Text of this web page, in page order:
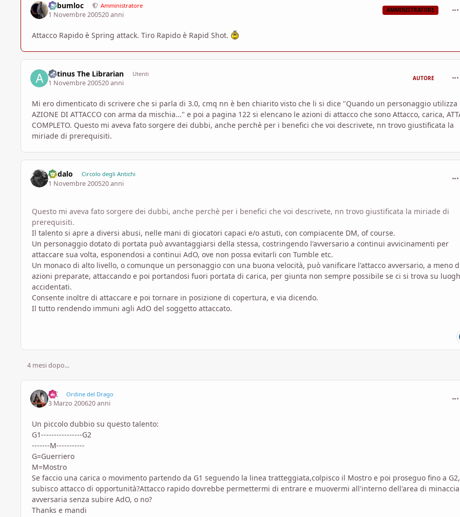
Subumloc Amministratore
1 Novembre 200520 anni
AMMINISTRATORE
Attacco Rapido è Spring attack. Tiro Rapido è Rapid Shot.
Astinus The Librarian Utenti
1 Novembre 200520 anni
AUTORE
Mi ero dimenticato di scrivere che si parla di 3.0, cmq nn è ben chiarito visto che li si dice "Quando un personaggio utilizza
AZIONE DI ATTACCO con arma da mischia..." e poi a pagina 122 si elencano le azioni di attacco che sono Attacco, carica,
COMPLETO. Questo mi aveva fato sorgere dei dubbi, anche perchè per i benefici che voi descrivete, nn trovo giustificata la
miriade di prerequisiti.
Dedalo Circolo degli Antichi
1 Novembre 200520 anni
Questo mi aveva fato sorgere dei dubbi, anche perchè per i benefici che voi descrivete, nn trovo giustificata la miriade di
prerequisiti.
Il talento si apre a diversi abusi, nelle mani di giocatori capaci e/o astuti, con compiacente DM, of course.
Un personaggio dotato di portata può avvantaggiarsi della stessa, costringendo l'avversario a continui avvicinamenti per
attaccare sua volta, esponendosi a continui AdO, ove non possa evitarli con Tumble etc.
Un monaco di alto livello, o comunque un personaggio con una buona velocità, può vanificare l'attacco avversario, a meno
azioni preparate, attaccando e poi portandosi fuori portata di carica, per giunta non sempre possibile se ci si trova su
accidentati.
Consente inoltre di attaccare e poi tornare in posizione di copertura, e via dicendo.
Il tutto rendendo immuni agli AdO del soggetto attaccato.
4 mesi dopo...
IxI Ordine del Drago
3 Marzo 200620 anni
Un piccolo dubbio su questo talento:
G1----------------G2
-------M-----------
G=Guerriero
M=Mostro
Se faccio una carica o movimento partendo da G1 seguendo la linea tratteggiata,colpisco il Mostro e poi proseguo fino a G2,
subisco attacco di opportunità?Attacco rapido dovrebbe permettermi di entrare e muovermi all'interno dell'area di minaccia
avversaria senza subire AdO, o no?
Thanks e mandi